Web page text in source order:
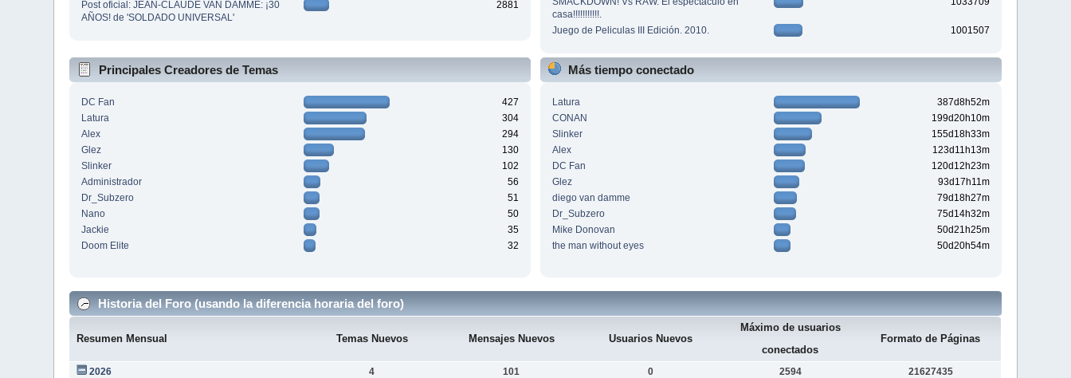
Post oficial: JEAN-CLAUDE VAN DAMME: ¡30
AÑOS! de 'SOLDADO UNIVERSAL'
2881
casa!!!!!!!!!!!.
Juego de Peliculas III Edición. 2010. 1001507
Principales Creadores de Temas
DC Fan
427
Latura
304
Alex
294
Glez
130
Slinker
102
Administrador
56
Dr_Subzero
51
Nano
50
Jackie
35
Doom Elite
32
Más tiempo conectado
Latura
387d8h52m
CONAN
199d20h10m
Slinker
155d18h33m
Alex
123d11h13m
DC Fan
120d12h23m
Glez
93d17h11m
diego van damme
79d18h27m
Dr_Subzero
75d14h32m
Mike Donovan
50d21h25m
the man without eyes
50d20h54m
Historia del Foro (usando la diferencia horaria del foro)
Resumen Mensual Temas Nuevos Mensajes Nuevos Usuarios Nuevos
Máximo de usuarios
conectados
Formato de Páginas
2026 4 101 0 2594
21627435